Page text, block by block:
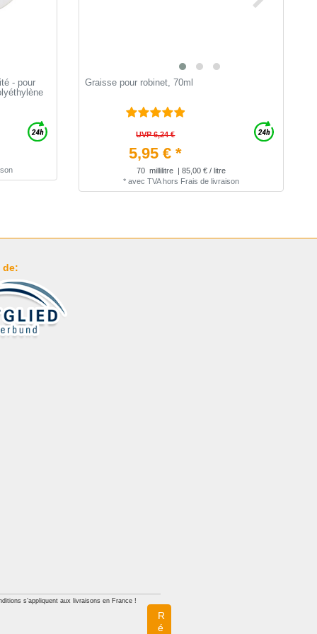
- pour
Graisse pour robinet, 70ml
UVP 6,24 €
5,95 € *
70 millilitre
| 85,00 € / litre
* avec TVAhors Frais de livraison
de:
s’appliquent aux livraisons en France !
R
é